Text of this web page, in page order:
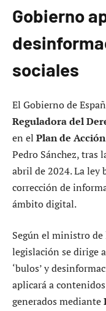
Gobierno
sociales
El Gobierno de
Reguladora del
en el Plan de
Pedro Sánchez, tras
abril de 2024. La ley
corrección de
ámbito digital.
Según el ministro de
legislación se dirige
‘bulos’ y
aplicará a
generados mediante